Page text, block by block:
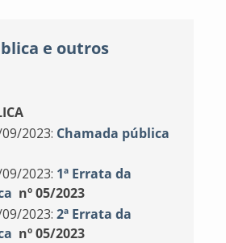
e outros
2023: Chamada pública
2023: 1ª Errata da
nº 05/2023
2023: 2ª Errata da
nº 05/2023